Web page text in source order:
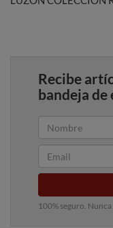
Recibe
bandeja de
100% seguro.